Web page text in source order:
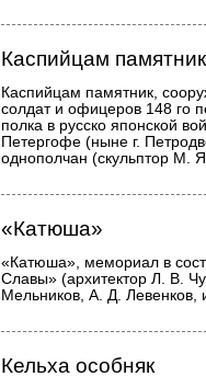
Каспийцам памятник
Каспийцам памятник,
солдат и офицеров 148 го
полка в русско японской
Петергофе (ныне г.
однополчан (скульптор М.
«Катюша»
«Катюша», мемориал в
Славы» (архитектор Л. В.
Мельников, А. Д.
Кельха особняк